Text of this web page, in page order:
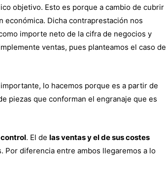
objetivo. Esto es porque a cambio de cubrir
económica. Dicha contraprestación nos
importe neto de la cifra de negocios y
ventas, pues planteamos el caso de
lo hacemos porque es a partir de
piezas que conforman el engranaje que es
control. El de las ventas y el de sus costes
Por diferencia entre ambos llegaremos a lo